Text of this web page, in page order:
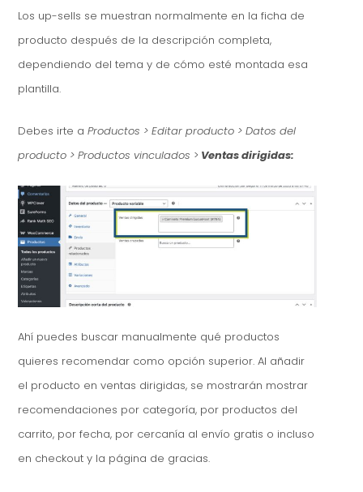
Los up-sells se muestran normalmente en la ficha de
producto después de la descripción completa,
dependiendo del tema y de cómo esté montada esa
plantilla.
Debes irte aProductos > Editar producto > Datos del
producto > Productos vinculados > Ventas dirigidas:
Ahí puedes buscar manualmente qué productos
quieres recomendar como opción superior. Al añadir
el producto en ventas dirigidas, se mostrarán mostrar
recomendaciones por categoría, por productos del
carrito, por fecha, por cercanía al envío gratis o incluso
en checkout y la página de gracias.